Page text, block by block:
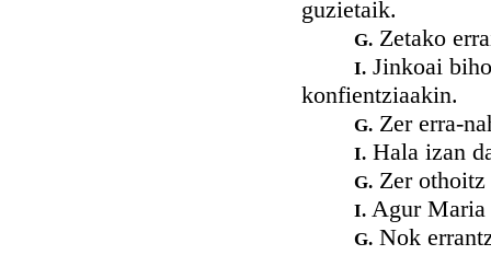
guzietaik.
G. Zetako
I. Jinkoai
konfientziaakin.
G. Zer erra-
I. Hala izan
G. Zer
I. Agur Maria
G. Nok